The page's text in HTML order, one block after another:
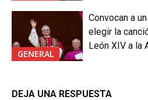
GENERAL
Convocan a
elegir la
León XIV a la
DEJA UNA RESPUESTA